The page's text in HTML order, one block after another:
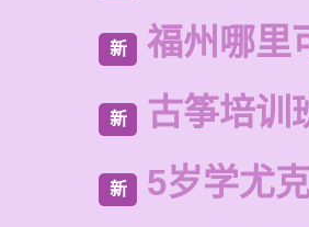
新 福州哪里
新 古筝培训
新 5岁学尤